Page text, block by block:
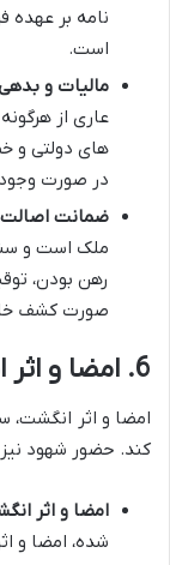
نامه بر عهده
است.
مالیات و
عاری از
های دولتی و
در صورت
ضمانت
ملک است و
رهن بودن،
صورت کشف
6. امضا و اثر انگشت طرفین و شهود
امضا و اثر انگشت،
کند. حضور شهود
امضا و اثر
شده، امضا و